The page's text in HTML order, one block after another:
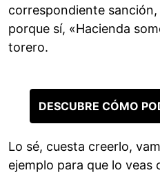
correspondiente
porque sí, «Hacienda
torero.
DESCUBRE CÓMO
Lo sé, cuesta creerlo,
ejemplo para que lo veas